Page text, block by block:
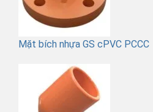
Mặt bích nhựa GS cPVC PCCC